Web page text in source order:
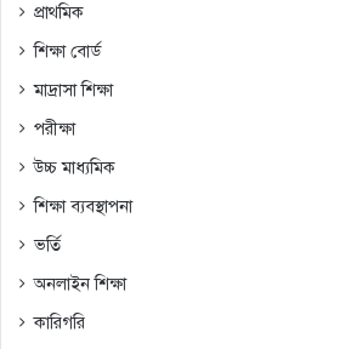
প্রাথমিক
শিক্ষা বোর্ড
মাদ্রাসা শিক্ষা
পরীক্ষা
উচ্চ মাধ্যমিক
শিক্ষা ব্যবস্থাপনা
ভর্তি
অনলাইন শিক্ষা
কারিগরি